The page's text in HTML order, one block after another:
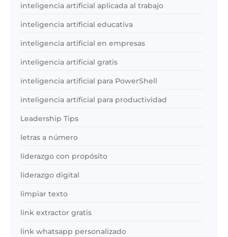
inteligencia artificial aplicada al trabajo
inteligencia artificial educativa
inteligencia artificial en empresas
inteligencia artificial gratis
inteligencia artificial para PowerShell
inteligencia artificial para productividad
Leadership Tips
letras a número
liderazgo con propósito
liderazgo digital
limpiar texto
link extractor gratis
link whatsapp personalizado